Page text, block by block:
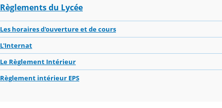
Règlements du Lycée
Les horaires d'ouverture et de cours
L'Internat
Le Règlement Intérieur
Règlement intérieur EPS